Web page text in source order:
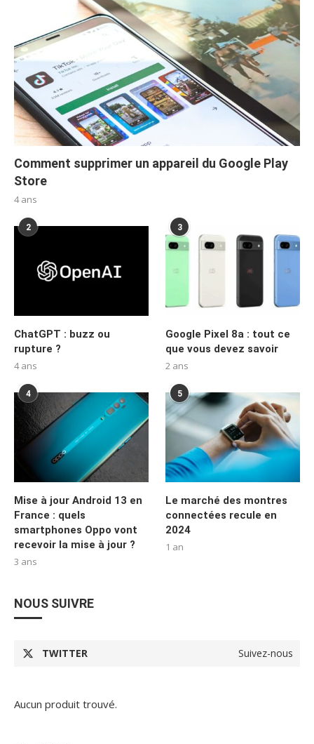
Comment supprimer un appareil du Google Play
Store
4 ans
2
ChatGPT : buzz ou
rupture ?
4 ans
3
Google Pixel 8a : tout ce
que vous devez savoir
2 ans
4
Mise à jour Android 13 en
France : quels
smartphones Oppo vont
recevoir la mise à jour ?
3 ans
5
Le marché des montres
connectées recule en
2024
1 an
NOUS SUIVRE
TWITTER Suivez-nous
Aucun produit trouvé.